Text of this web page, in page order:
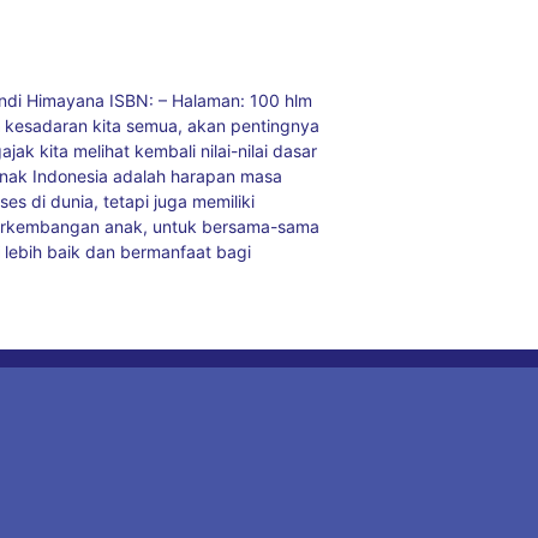
Himayana ISBN: – Halaman: 100 hlm
kita semua, akan pentingnya
kita melihat kembali nilai-nilai dasar
Indonesia adalah harapan masa
di dunia, tetapi juga memiliki
anak, untuk bersama-sama
baik dan bermanfaat bagi